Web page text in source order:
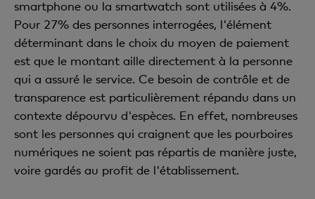
smartphone ou la smartwatch sont utilisées à 4%.
Pour 27% des personnes interrogées, l'élément
déterminant dans le choix du moyen de paiement
est que le montant aille directement à la personne
qui a assuré le service. Ce besoin de contrôle et de
transparence est particulièrement répandu dans un
contexte dépourvu d'espèces. En effet, nombreuses
sont les personnes qui craignent que les pourboires
numériques ne soient pas répartis de manière juste,
voire gardés au profit de l'établissement.